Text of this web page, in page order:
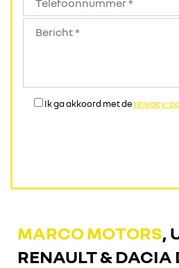
Ik ga akkoord met de privacy-
MARCO MOTORS,
RENAULT & DACIA